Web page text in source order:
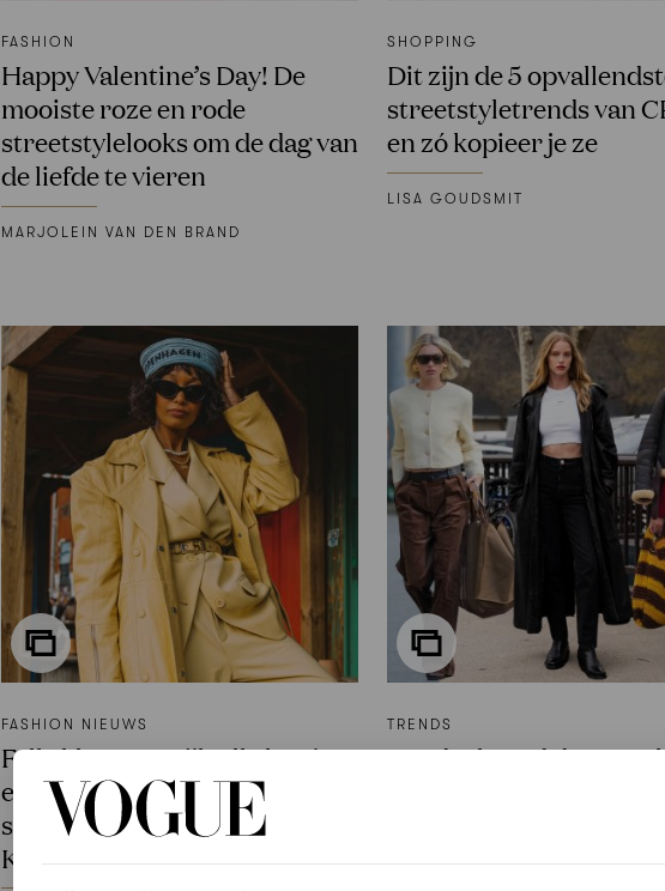
FASHION
Happy Valentine’s Day! De
mooiste roze en rode
streetstylelooks om de dag van
de liefde te vieren
MARJOLEIN VAN DEN BRAND
SHOPPING
Dit zijn de 5
streetstyletrends van
en zó kopieer je ze
LISA GOUDSMIT
FASHION NIEUWS
Felle kleuren, stijlvolle laagjes
en fuzzy jassen: de beste
streetstyle rechtstreeks uit
Kopenhagen
TRENDS
Goedgekeurd door